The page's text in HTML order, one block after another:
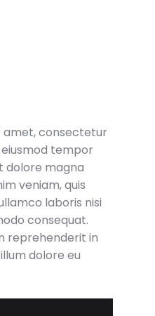
amet, consectetur
tempor
dolore magna
veniam, quis
laboris nisi
consequat.
reprehenderit in
dolore eu